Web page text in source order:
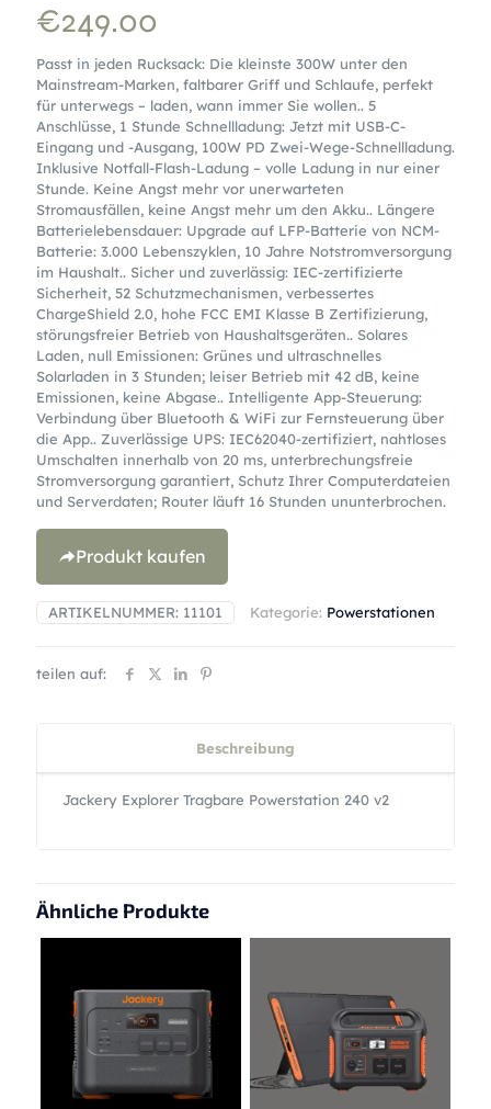
€249.00
Passt in jeden Rucksack: Die kleinste 300W unter den
Mainstream-Marken, faltbarer Griff und Schlaufe, perfekt
für unterwegs – laden, wann immer Sie wollen.. 5
Anschlüsse, 1 Stunde Schnellladung: Jetzt mit USB-C-
Eingang und -Ausgang, 100W PD Zwei-Wege-Schnellladung.
Inklusive Notfall-Flash-Ladung – volle Ladung in nur einer
Stunde. Keine Angst mehr vor unerwarteten
Stromausfällen, keine Angst mehr um den Akku.. Längere
Batterielebensdauer: Upgrade auf LFP-Batterie von NCM-
Batterie: 3.000 Lebenszyklen, 10 Jahre Notstromversorgung
im Haushalt.. Sicher und zuverlässig: IEC-zertifizierte
Sicherheit, 52 Schutzmechanismen, verbessertes
ChargeShield 2.0, hohe FCC EMI Klasse B Zertifizierung,
störungsfreier Betrieb von Haushaltsgeräten.. Solares
Laden, null Emissionen: Grünes und ultraschnelles
Solarladen in 3 Stunden; leiser Betrieb mit 42 dB, keine
Emissionen, keine Abgase.. Intelligente App-Steuerung:
Verbindung über Bluetooth & WiFi zur Fernsteuerung über
die App.. Zuverlässige UPS: IEC62040-zertifiziert, nahtloses
Umschalten innerhalb von 20 ms, unterbrechungsfreie
Stromversorgung garantiert, Schutz Ihrer Computerdateien
und Serverdaten; Router läuft 16 Stunden ununterbrochen.
Produkt kaufen
ARTIKELNUMMER: 11101 Kategorie: Powerstationen
teilen auf:
Beschreibung
Jackery Explorer Tragbare Powerstation 240 v2
Ähnliche Produkte